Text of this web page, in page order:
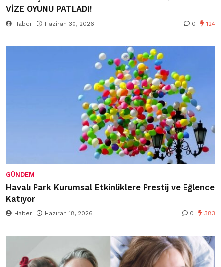
VİZE OYUNU PATLADI!
Haber Haziran 30, 2026 0 124
GÜNDEM
Havalı Park Kurumsal Etkinliklere Prestij ve Eğlence
Katıyor
Haber Haziran 18, 2026 0 383